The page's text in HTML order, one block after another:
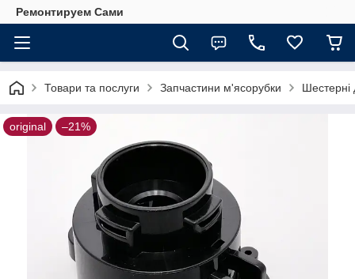
Ремонтируем Сами
Товари та послуги Запчастини м'ясорубки Шестерні
original –21%